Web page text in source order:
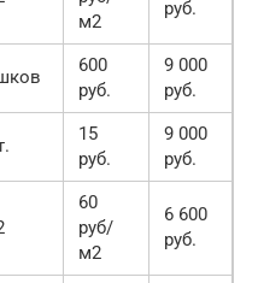
м2
руб.
600
руб.
9 000
руб.
15
руб.
9 000
руб.
60
руб/
м2
6 600
руб.